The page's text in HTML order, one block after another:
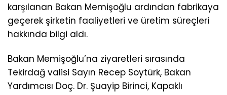
karşılanan Bakan Memişoğlu ardından fabrikaya
geçerek şirketin faaliyetleri ve üretim süreçleri
hakkında bilgi aldı.
Bakan Memişoğlu’na ziyaretleri sırasında
Tekirdağ valisi Sayın Recep Soytürk, Bakan
Yardımcısı Doç. Dr. Şuayip Birinci, Kapaklı